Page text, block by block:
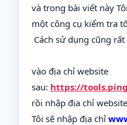
và trong bài viết này
một công cụ kiểm tra
Cách sử dụng cũng
vào địa chỉ website
sau: https://
rồi nhập địa chỉ
Tôi sẽ nhập địa chỉ